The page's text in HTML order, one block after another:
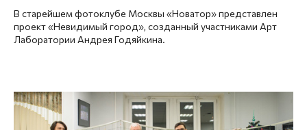
В старейшем фотоклубе Москвы «Новатор» представлен
проект «Невидимый город», созданный участниками Арт
Лаборатории Андрея Годяйкина.